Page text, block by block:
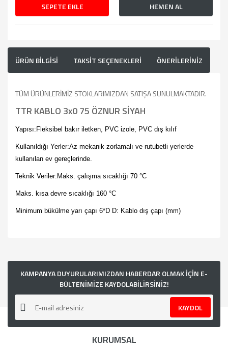
SEPETE EKLE HEMEN AL
ÜRÜN BİLGİSİ TAKSİT SEÇENEKLERİ ÖNERİLERİNİZ
TÜM ÜRÜNLERİMİZ STOKLARIMIZDAN SATIŞA SUNULMAKTADIR.
TTR KABLO 3x0 75 ÖZNUR SİYAH
Yapısı:Fleksibel bakır iletken, PVC izole, PVC dış kılıf
Kullanıldığı Yerler:Az mekanik zorlamalı ve rutubetli yerlerde
kullanılan ev gereçlerinde.
Teknik Veriler:Maks. çalışma sıcaklığı 70 °C
Maks. kısa devre sıcaklığı 160 °C
Minimum bükülme yarı çapı 6*D D: Kablo dış çapı (mm)
kullanarak tarafımıza iletebilirsiniz.
Görüş ve önerileriniz için teşekkür ederiz.
Ürün resmi kalitesiz, bozuk veya görüntülenemiyor.
Ürün açıklamasında eksik bilgiler bulunuyor.
Ürün bilgilerinde hatalar bulunuyor.
Ürün fiyatı diğer sitelerden daha pahalı.
KAMPANYA DUYURULARIMIZDAN HABERDAR OLMAK İÇİN E-
BÜLTENİMİZE KAYDOLABİLİRSİNİZ!
KAYDOL
KURUMSAL